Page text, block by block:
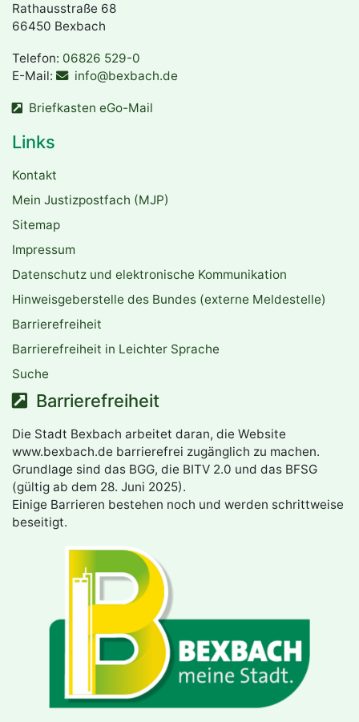
Rathausstraße 68
66450 Bexbach
Telefon: 06826 529-0
E-Mail:
info@bexbach.de
Briefkasten eGo-Mail
Links
Kontakt
Mein Justizpostfach (MJP)
Sitemap
Impressum
Datenschutz und elektronische Kommunikation
Hinweisgeberstelle des Bundes (externe Meldestelle)
Barrierefreiheit
Barrierefreiheit in Leichter Sprache
Suche
Barrierefreiheit
Die Stadt Bexbach arbeitet daran, die Website
www.bexbach.de barrierefrei zugänglich zu machen.
Grundlage sind das BGG, die BITV 2.0 und das BFSG
(gültig ab dem 28. Juni 2025).
Einige Barrieren bestehen noch und werden schrittweise
beseitigt.